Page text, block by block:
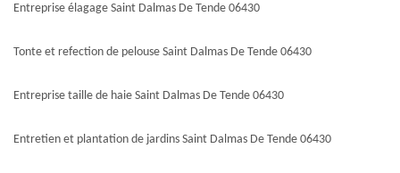
Entreprise élagage Saint Dalmas De Tende 06430
Tonte et refection de pelouse Saint Dalmas De Tende 06430
Entreprise taille de haie Saint Dalmas De Tende 06430
Entretien et plantation de jardins Saint Dalmas De Tende 06430